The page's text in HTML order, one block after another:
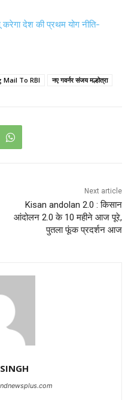
देश की प्रथम योग नीति-
To RBI नए गवर्नर संजय मल्होत्रा
Next article
Kisan andolan 2.0 : किसान
आंदोलन 2.0 के 10 महीने आज पूरे,
पुतला फूंक प्रदर्शन आज